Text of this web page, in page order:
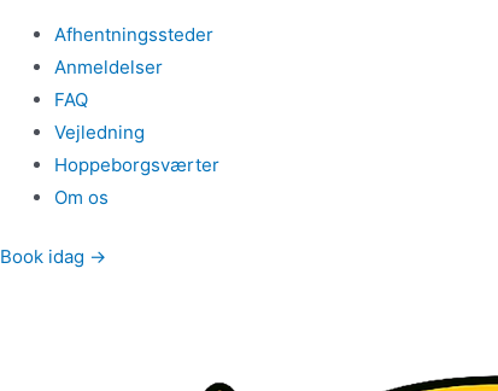
Afhentningssteder
Anmeldelser
FAQ
Vejledning
Hoppeborgsværter
Om os
Book idag →